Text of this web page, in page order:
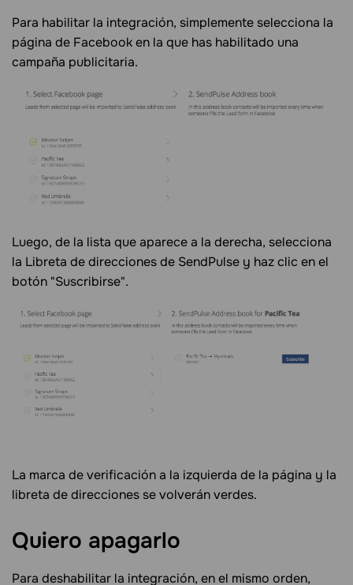
Para habilitar la integración, simplemente selecciona la
página de Facebook en la que has habilitado una
campaña publicitaria.
Luego, de la lista que aparece a la derecha, selecciona
la Libreta de direcciones de SendPulse y haz clic en el
botón "Suscribirse".
La marca de verificación a la izquierda de la página y la
libreta de direcciones se volverán verdes.
Quiero apagarlo
Para deshabilitar la integración, en el mismo orden,